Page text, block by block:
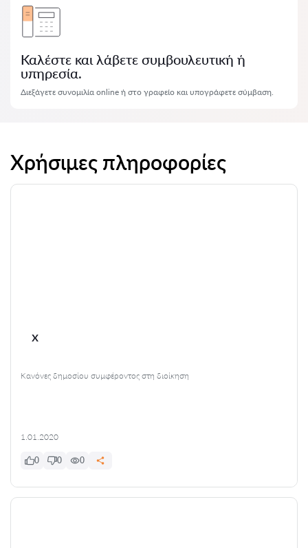
Καλέστε και λάβετε συμβουλευτική ή
υπηρεσία.
Διεξάγετε συνομιλία online ή στο γραφείο και υπογράφετε σύμβαση.
Χρήσιμες πληροφορίες
x
Κανόνες δημοσίου συμφέροντος στη διοίκηση
1.01.2020
0 0 0